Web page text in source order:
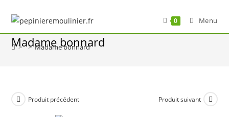
content
0 Menu
Madame bonnard
> > Madame bonnard
Produit précédent Produit suivant